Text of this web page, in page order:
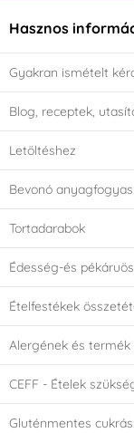
Hasznos
Gyakran ismételt
Blog, receptek,
Letöltéshez
Bevonó
Tortadarabok
Édesség-és
Ételfestékek
Alergének és termék
CEFF - Ételek
Gluténmentes